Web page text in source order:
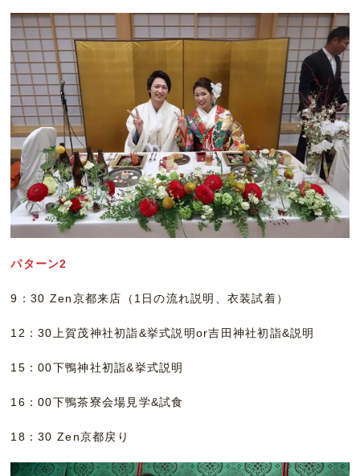
パターン2
9：30 Zen京都来店（1日の流れ説明、衣装試着）
12：30上賀茂神社初詣&挙式説明or吉田神社初詣&説明
15：00下鴨神社初詣&挙式説明
16：00下鴨茶寮会場見学&試食
18：30 Zen京都戻り